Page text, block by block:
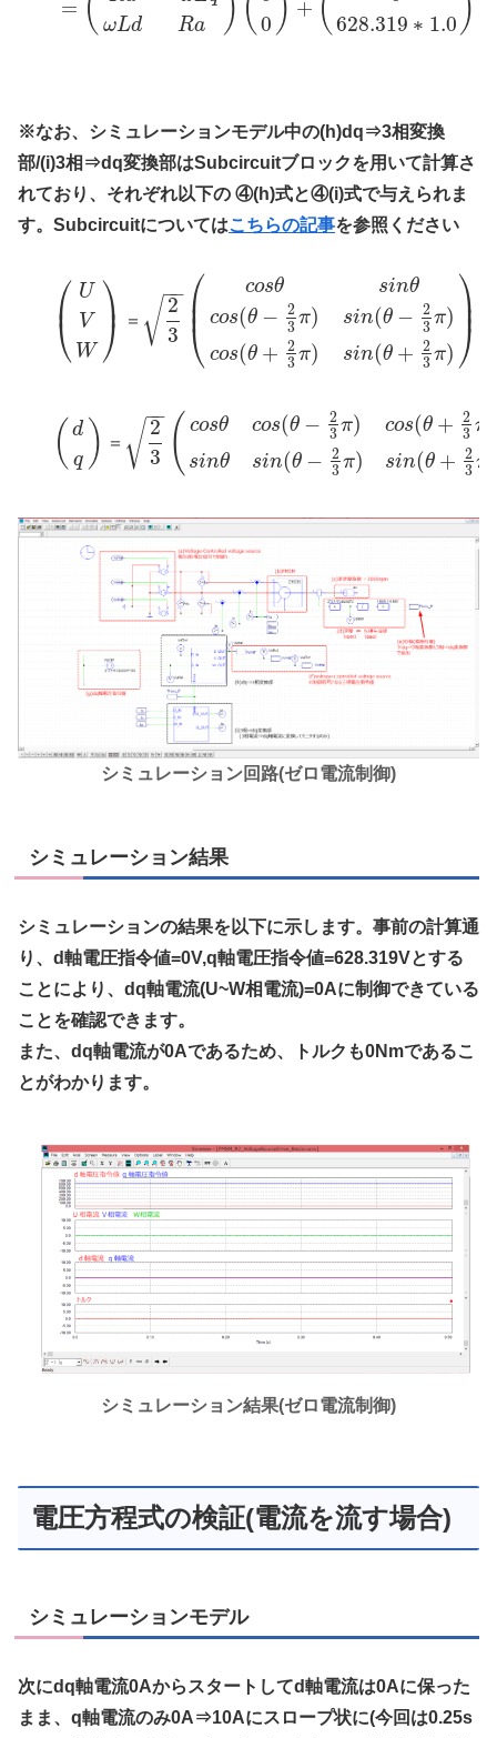
=
ωLd
Ra
0
+
628.319 ∗ 1.0
※なお、シミュレーションモデル中の(h)dq⇒3相変換
部/(i)3相⇒dq変換部はSubcircuitブロックを用いて計算さ
れており、それぞれ以下の ④(h)式と④(i)式で与えられま
す。Subcircuitについてはこちらの記事を参照ください
⎛
⎝
⎜
U
V
W
⎞
⎠
⎟ ＝
2
3
−
−
√ ⎛
⎝
⎜
⎜
cosθ
cos(θ − 2
3 π)
cos(θ + 2
3 π)
sinθ
sin(θ − 2
3 π)
sin(θ + 2
3 π)
⎞
⎠
⎟⎟
( d
q ) ＝
2
3
−
−
√ ( cosθ
sinθ
cos(θ − 2
3 π)
sin(θ − 2
3 π)
cos(θ + 2
3 π
sin(θ + 2
3 π
シミュレーション回路(ゼロ電流制御)
シミュレーション結果
シミュレーションの結果を以下に示します。事前の計算通
り、d軸電圧指令値=0V,q軸電圧指令値=628.319Vとする
ことにより、dq軸電流(U~W相電流)=0Aに制御できている
ことを確認できます。
また、dq軸電流が0Aであるため、トルクも0Nmであるこ
とがわかります。
シミュレーション結果(ゼロ電流制御)
電圧方程式の検証(電流を流す場合)
シミュレーションモデル
次にdq軸電流0Aからスタートしてd軸電流は0Aに保った
まま、q軸電流のみ0A⇒10Aにスロープ状に(今回は0.25s